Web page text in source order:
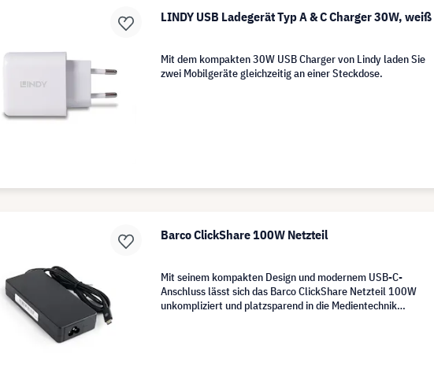
LINDY USB Ladegerät Typ A & C Charger 30W, weiß
Mit dem kompakten 30W USB Charger von Lindy laden Sie
zwei Mobilgeräte gleichzeitig an einer Steckdose.
Barco ClickShare 100W Netzteil
Mit seinem kompakten Design und modernem USB-C-
Anschluss lässt sich das Barco ClickShare Netzteil 100W
unkompliziert und platzsparend in die Medientechnik